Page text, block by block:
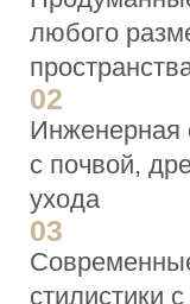
Услуги
АКЦЕНТ
01
На этапе
чего зависит
структуру